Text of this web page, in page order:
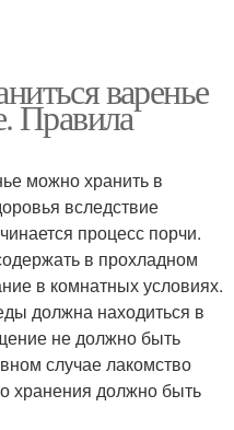
варенье
Правила
можно хранить в
вследствие
процесс порчи.
в прохладном
в комнатных условиях.
должна находиться в
не должно быть
случае лакомство
хранения должно быть